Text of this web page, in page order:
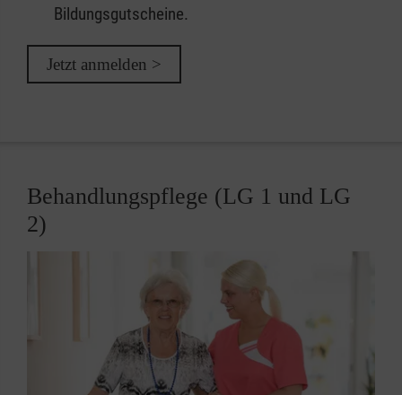
Bildungsgutscheine.
Jetzt anmelden >
Behandlungspflege (LG 1 und LG
2)